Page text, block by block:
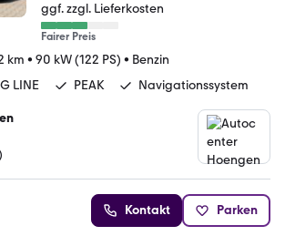
ggf. zzgl. Lieferkosten
Fairer Preis
km • 90 kW (122 PS) • Benzin
LINE
PEAK Navigationssystem
Kontakt Parken